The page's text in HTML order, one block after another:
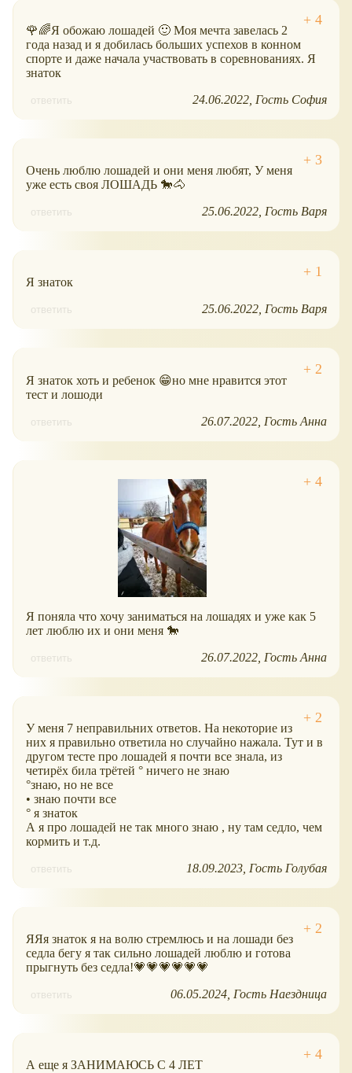
🌹🌈Я обожаю лошадей 🙂 Моя мечта завелась 2
года назад и я добилась больших успехов в конном
спорте и даже начала участвовать в соревнованиях. Я
знаток
ответить 24.06.2022 Гость София
Очень люблю лошадей и они меня любят, У меня
уже есть своя ЛОШАДЬ 🐎🐴
ответить 25.06.2022 Гость Варя
Я знаток
ответить 25.06.2022 Гость Варя
Я знаток хоть и ребенок 😁но мне нравится этот
тест и лошоди
ответить 26.07.2022 Гость Анна
Я поняла что хочу заниматься на лошадях и уже как 5
лет люблю их и они меня 🐎
ответить 26.07.2022 Гость Анна
У меня 7 неправильних ответов. На некоторие из
них я правильно ответила но случайно нажала. Тут и в
другом тесте про лошадей я почти все знала, из
четирёх била трётей ° ничего не знаю
°знаю, но не все
• знаю почти все
° я знаток
А я про лошадей не так много знаю , ну там седло, чем
кормить и т.д.
ответить 18.09.2023 Гость Голубая
ЯЯя знаток я на волю стремлюсь и на лошади без
седла бегу я так сильно лошадей люблю и готова
прыгнуть без седлa!💗💗💗💗💗💗
ответить 06.05.2024 Гость Наездница
А еще я ЗАНИМАЮСЬ С 4 ЛЕТ